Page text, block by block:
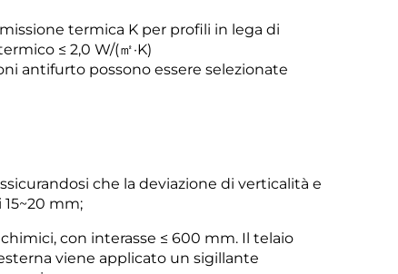
termica K per profili in lega di
≤ 2,0 W/(㎡·K)
antifurto possono essere selezionate
che la deviazione di verticalità e
mm;
con interasse ≤ 600 mm. Il telaio
viene applicato un sigillante